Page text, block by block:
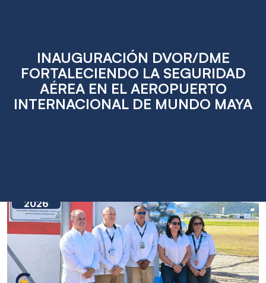
INAUGURACIÓN DVOR/DME
FORTALECIENDO LA SEGURIDAD
AÉREA EN EL AEROPUERTO
INTERNACIONAL DE MUNDO MAYA
2026